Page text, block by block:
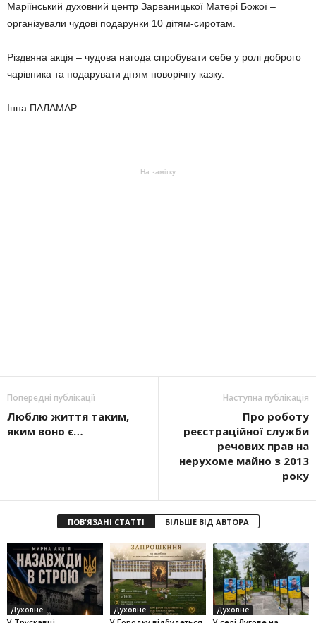
Маріїнський духовний центр Зарваницької Матері Божої –
організували чудові подарунки 10 дітям-сиротам.
Різдвяна акція – чудова нагода спробувати себе у ролі доброго
чарівника та подарувати дітям новорічну казку.
Інна ПАЛАМАР
На замітку
Попередні публікації
Люблю життя таким,
яким воно є…
Наступна публікація
Про роботу
реєстраційної служби
речових прав на
нерухоме майно з 2013
року
ПОВ'ЯЗАНІ СТАТТІ БІЛЬШЕ ВІД АВТОРА
Духовне Духовне Духовне